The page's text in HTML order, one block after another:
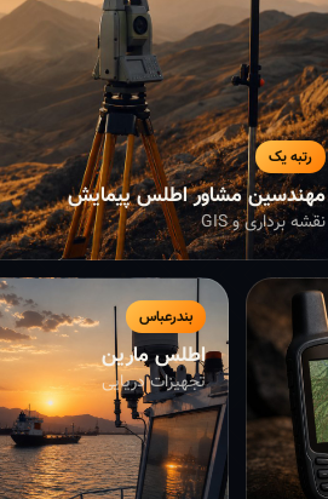
رتبه یک
مهندسین مشاور اطلس پیمایش
نقشه برداری و GIS
بندرعباس
اطلس مارین
تجهیزات دریایی